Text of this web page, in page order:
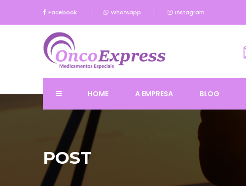
Facebook Whatsapp Instagram
HOME A EMPRESA BLOG
POST